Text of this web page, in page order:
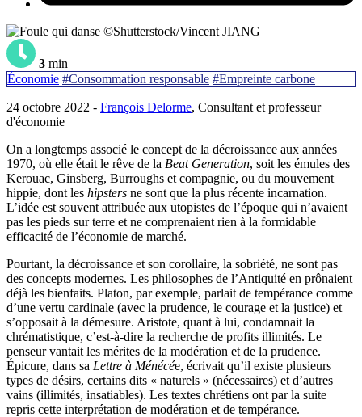
©Shutterstock/Vincent JIANG
3 min
Économie #Consommation responsable #Empreinte carbone
24 octobre 2022 - François Delorme, Consultant et professeur
d'économie
On a longtemps associé le concept de la décroissance aux années
1970, où elle était le rêve de la Beat Generation, soit les émules des
Kerouac, Ginsberg, Burroughs et compagnie, ou du mouvement
hippie, dont les hipsters ne sont que la plus récente incarnation.
L’idée est souvent attribuée aux utopistes de l’époque qui n’avaient
pas les pieds sur terre et ne comprenaient rien à la formidable
efficacité de l’économie de marché.
Pourtant, la décroissance et son corollaire, la sobriété, ne sont pas
des concepts modernes. Les philosophes de l’Antiquité en prônaient
déjà les bienfaits. Platon, par exemple, parlait de tempérance comme
d’une vertu cardinale (avec la prudence, le courage et la justice) et
s’opposait à la démesure. Aristote, quant à lui, condamnait la
chrématistique, c’est-à-dire la recherche de profits illimités. Le
penseur vantait les mérites de la modération et de la prudence.
Épicure, dans sa Lettre à Ménécée, écrivait qu’il existe plusieurs
types de désirs, certains dits « naturels » (nécessaires) et d’autres
vains (illimités, insatiables). Les textes chrétiens ont par la suite
repris cette interprétation de modération et de tempérance.